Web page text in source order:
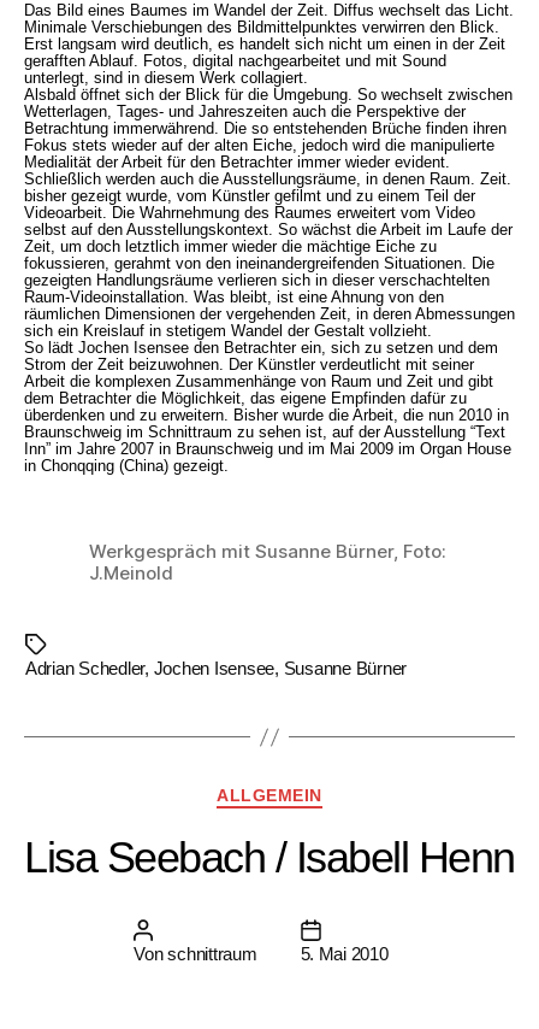
Das Bild eines Baumes im Wandel der Zeit. Diffus wechselt das Licht.
Minimale Verschiebungen des Bildmittelpunktes verwirren den Blick.
Erst langsam wird deutlich, es handelt sich nicht um einen in der Zeit
gerafften Ablauf. Fotos, digital nachgearbeitet und mit Sound
unterlegt, sind in diesem Werk collagiert.
Alsbald öffnet sich der Blick für die Umgebung. So wechselt zwischen
Wetterlagen, Tages- und Jahreszeiten auch die Perspektive der
Betrachtung immerwährend. Die so entstehenden Brüche finden ihren
Fokus stets wieder auf der alten Eiche, jedoch wird die manipulierte
Medialität der Arbeit für den Betrachter immer wieder evident.
Schließlich werden auch die Ausstellungsräume, in denen Raum. Zeit.
bisher gezeigt wurde, vom Künstler gefilmt und zu einem Teil der
Videoarbeit. Die Wahrnehmung des Raumes erweitert vom Video
selbst auf den Ausstellungskontext. So wächst die Arbeit im Laufe der
Zeit, um doch letztlich immer wieder die mächtige Eiche zu
fokussieren, gerahmt von den ineinandergreifenden Situationen. Die
gezeigten Handlungsräume verlieren sich in dieser verschachtelten
Raum-Videoinstallation. Was bleibt, ist eine Ahnung von den
räumlichen Dimensionen der vergehenden Zeit, in deren Abmessungen
sich ein Kreislauf in stetigem Wandel der Gestalt vollzieht.
So lädt Jochen Isensee den Betrachter ein, sich zu setzen und dem
Strom der Zeit beizuwohnen. Der Künstler verdeutlicht mit seiner
Arbeit die komplexen Zusammenhänge von Raum und Zeit und gibt
dem Betrachter die Möglichkeit, das eigene Empfinden dafür zu
überdenken und zu erweitern. Bisher wurde die Arbeit, die nun 2010 in
Braunschweig im Schnittraum zu sehen ist, auf der Ausstellung “Text
Inn” im Jahre 2007 in Braunschweig und im Mai 2009 im Organ House
in Chonqqing (China) gezeigt.
Werkgespräch mit Susanne Bürner, Foto:
J.Meinold
Schlagwörter
Adrian Schedler, Jochen Isensee, Susanne Bürner
Kategorien
ALLGEMEIN
Lisa Seebach / Isabell Henn
Beitragsautor
Vonschnittraum
5. Mai 2010